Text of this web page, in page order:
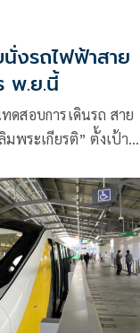
งรถไฟฟ้าสาย
พ.ย.นี้
ดสอบการเดินรถ สาย
พระเกียรติ” ตั้งเป้า
พาณิชย์ พ.ย.นี้